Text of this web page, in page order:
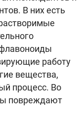
В них есть
работу
вещества,
процесс. Во
повреждают